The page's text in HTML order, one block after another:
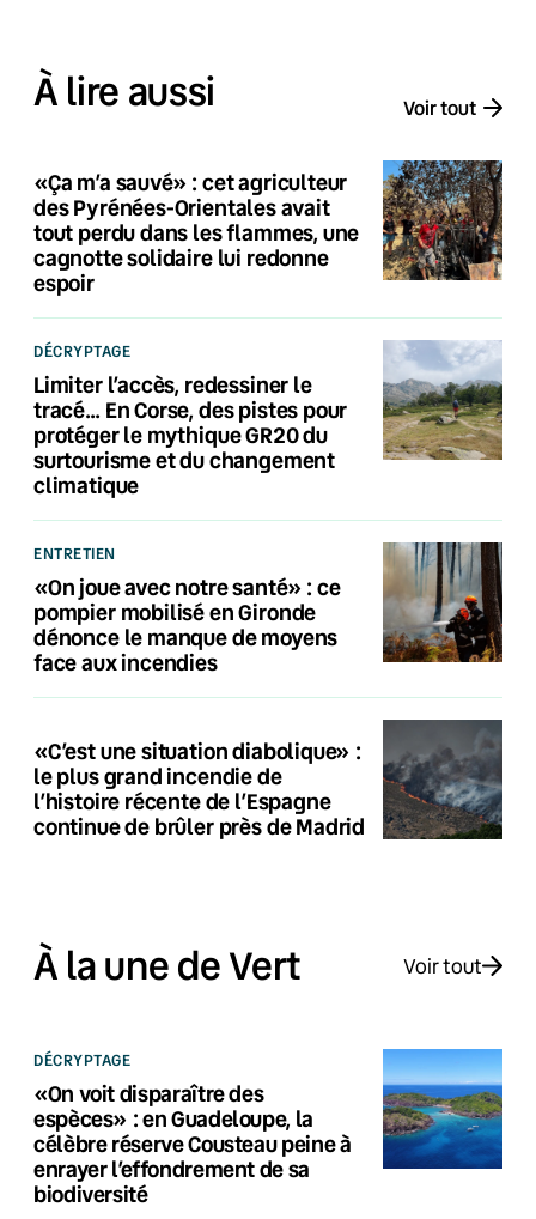
À lire aussi Voir tout
«Ça m’a sauvé» : cet agriculteur
des Pyrénées-Orientales avait
tout perdu dans les flammes, une
cagnotte solidaire lui redonne
espoir
DÉCRYPTAGE
Limiter l’accès, redessiner le
tracé… En Corse, des pistes pour
protéger le mythique GR20 du
surtourisme et du changement
climatique
ENTRETIEN
«On joue avec notre santé» : ce
pompier mobilisé en Gironde
dénonce le manque de moyens
face aux incendies
«C’est une situation diabolique» :
le plus grand incendie de
l’histoire récente de l’Espagne
continue de brûler près de Madrid
À la une de Vert Voir tout
DÉCRYPTAGE
«On voit disparaître des
espèces» : en Guadeloupe, la
célèbre réserve Cousteau peine à
enrayer l’effondrement de sa
biodiversité